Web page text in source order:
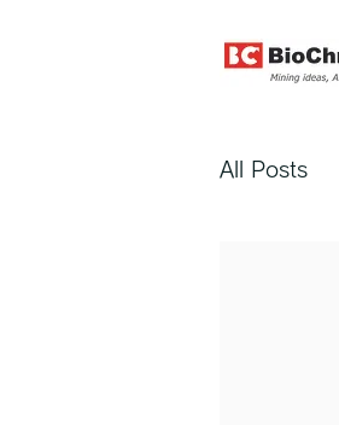
All Posts